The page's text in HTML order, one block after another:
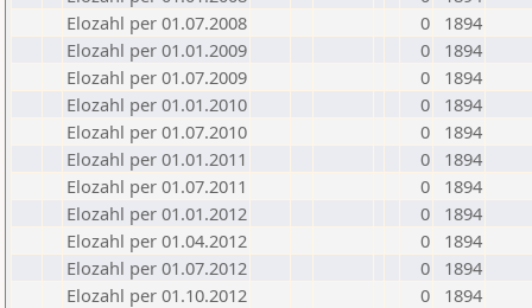
Elozahl per 01.07.2008
0
1894
Elozahl per 01.01.2009
0
1894
Elozahl per 01.07.2009
0
1894
Elozahl per 01.01.2010
0
1894
Elozahl per 01.07.2010
0
1894
Elozahl per 01.01.2011
0
1894
Elozahl per 01.07.2011
0
1894
Elozahl per 01.01.2012
0
1894
Elozahl per 01.04.2012
0
1894
Elozahl per 01.07.2012
0
1894
Elozahl per 01.10.2012
0
1894